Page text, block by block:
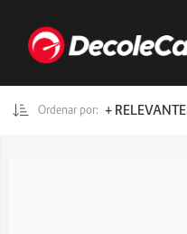
Ordenar por: + RELEVANTE